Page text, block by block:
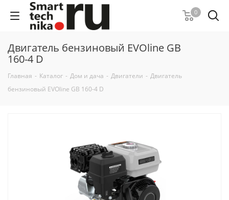
0
Двигатель бензиновый EVOline GB
160-4 D
Главная - Каталог - Дом и дача - Двигатели - Двигатель
бензиновый EVOline GB 160-4 D